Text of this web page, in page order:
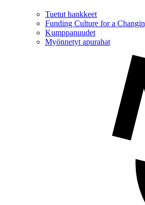
Tuetut hankkeet
Funding Culture for a
Kumppanuudet
Myönnetyt apurahat